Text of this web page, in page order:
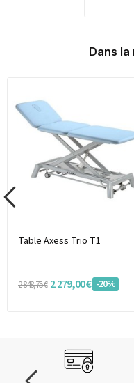
Dans la
Table Axess Trio T1
2 848,75 € 2 279,00 € -20%